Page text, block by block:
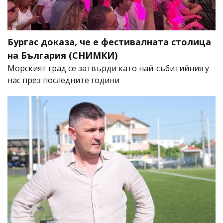
Бургас доказа, че е фестивалната столица
на България (СНИМКИ)
Морският град се затвърди като най-събитийния у
нас през последните години